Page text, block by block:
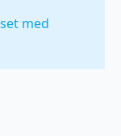
med